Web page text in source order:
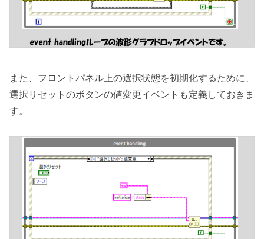
また、フロントパネル上の選択状態を初期化するために、
選択リセットのボタンの値変更イベントも定義しておきま
す。